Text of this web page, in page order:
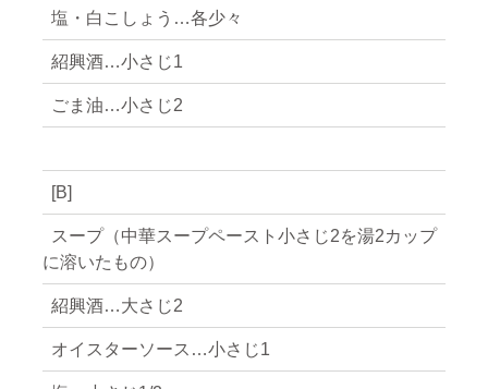
塩・白こしょう…各少々
紹興酒…小さじ1
ごま油…小さじ2
[B]
スープ（中華スープペースト小さじ2を湯2カップ
に溶いたもの）
紹興酒…大さじ2
オイスターソース…小さじ1